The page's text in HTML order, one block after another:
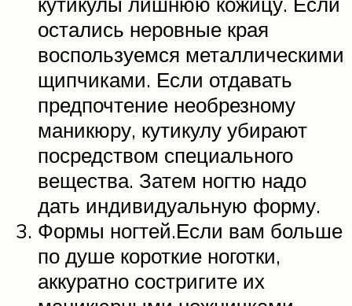
остались неровные края
воспользуемся металлическими
щипчиками. Если отдавать
предпочтение необрезному
маникюру, кутикулу убирают
посредством специального
вещества. Затем ногтю надо
дать индивидуальную форму.
Формы ногтей.Если вам больше
по душе короткие ноготки,
аккуратно состригите их